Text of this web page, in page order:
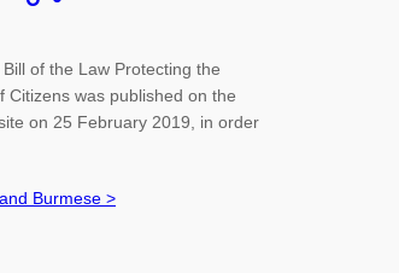
of the Law Protecting the
Citizens was published on the
on 25 February 2019, in order
Burmese >